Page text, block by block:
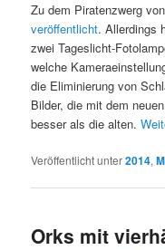
Zu dem Piratenzwerg
veröffentlicht. Allerdings
zwei Tageslicht-
welche
die Eliminierung von
Bilder, die mit dem
besser als die alten.
Veröffentlicht unter2014,
Orks mit